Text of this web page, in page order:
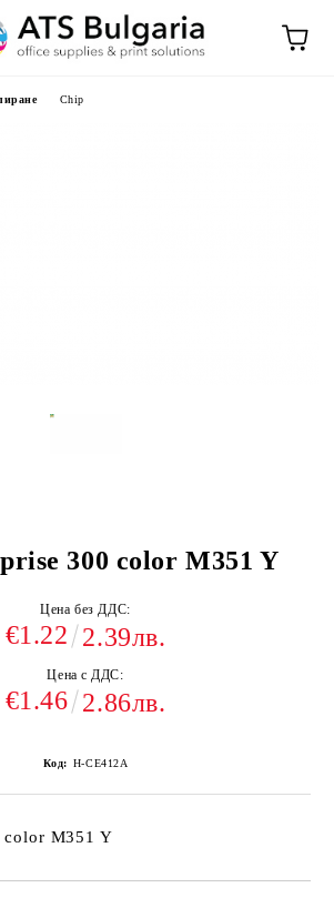
Chip
300 color M351 Y
Цена без ДДС:
€1.22 2.39лв.
Цена с ДДС:
€1.46 2.86лв.
Код: H-CE412A
color M351 Y